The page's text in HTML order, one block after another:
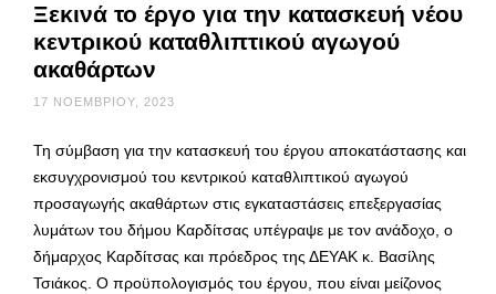
Ξεκινά το έργο για την κατασκευή νέου
κεντρικού καταθλιπτικού αγωγού
ακαθάρτων
17 ΝΟΕΜΒΡΊΟΥ, 2023
Τη σύμβαση για την κατασκευή του έργου αποκατάστασης και
εκσυγχρονισμού του κεντρικού καταθλιπτικού αγωγού
προσαγωγής ακαθάρτων στις εγκαταστάσεις επεξεργασίας
λυμάτων του δήμου Καρδίτσας υπέγραψε με τον ανάδοχο, ο
δήμαρχος Καρδίτσας και πρόεδρος της ΔΕΥΑΚ κ. Βασίλης
Τσιάκος. Ο προϋπολογισμός του έργου, που είναι μείζονος